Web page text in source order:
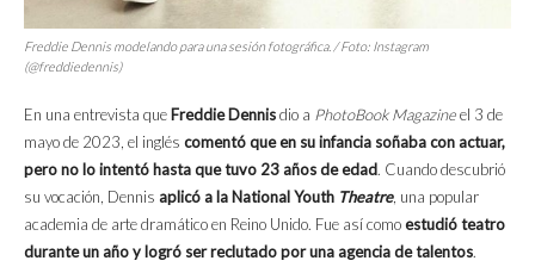
Freddie Dennis modelando para una sesión fotográfica. / Foto: Instagram
(@freddiedennis)
En una entrevista que Freddie Dennisdio a PhotoBook Magazineel 3 de
mayo de 2023, el inglés comentó que en su infancia soñaba con actuar,
pero no lo intentó hasta que tuvo 23 años de edad. Cuando descubrió
su vocación, Dennis aplicó a la National Youth Theatre, una popular
academia de arte dramático en Reino Unido. Fue así comoestudió teatro
durante un año y logró ser reclutado por una agencia de talentos.